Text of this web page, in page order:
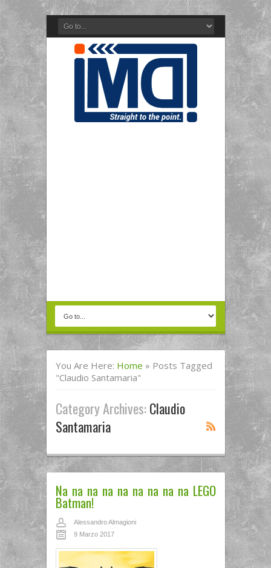
You Are Here: Home » Posts Tagged
"Claudio Santamaria"
Category Archives:Claudio
Santamaria
Na na na na na na na na na LEGO
Batman!
Alessandro Almagioni
9 Marzo 2017